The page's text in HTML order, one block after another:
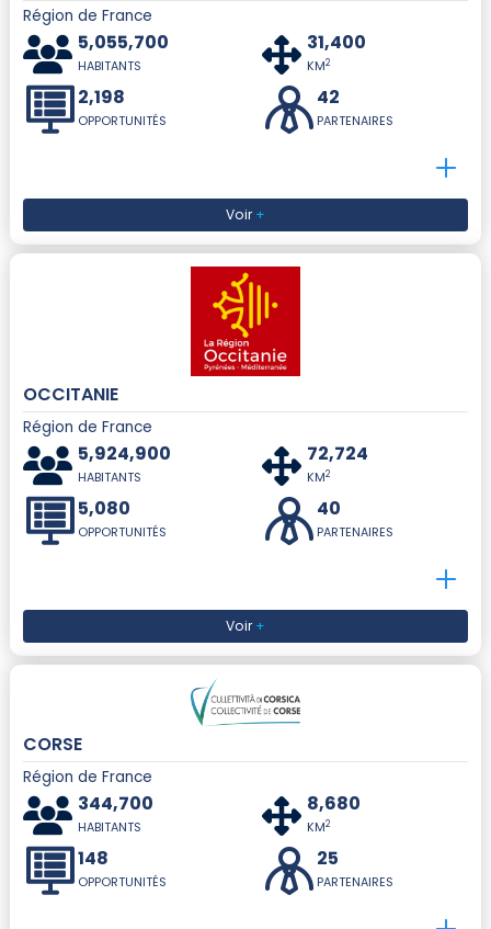
Région de France
5,055,700
HABITANTS
31,400
KM2
2,198
OPPORTUNITÉS
42
PARTENAIRES
Voir+
OCCITANIE
Région de France
5,924,900
HABITANTS
72,724
KM2
5,080
OPPORTUNITÉS
40
PARTENAIRES
Voir+
CORSE
Région de France
344,700
HABITANTS
8,680
KM2
148
OPPORTUNITÉS
25
PARTENAIRES